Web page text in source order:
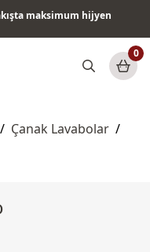
maksimum hijyen
0
/ Çanak Lavabolar /